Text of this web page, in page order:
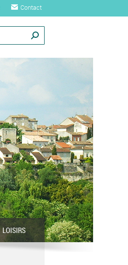
Contact
LOISIRS